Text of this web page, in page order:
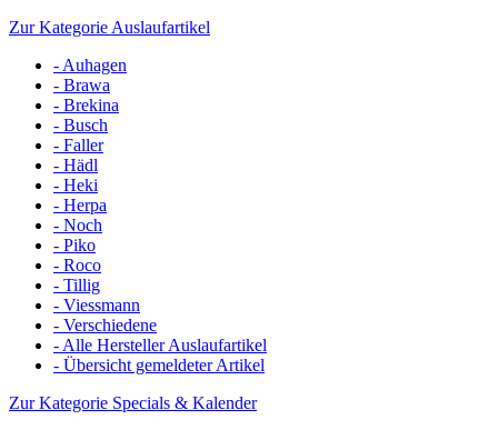
Zur Kategorie Auslaufartikel
- Auhagen
- Brawa
- Brekina
- Busch
- Faller
- Hädl
- Heki
- Herpa
- Noch
- Piko
- Roco
- Tillig
- Viessmann
- Verschiedene
- Alle Hersteller Auslaufartikel
- Übersicht gemeldeter Artikel
Zur Kategorie Specials & Kalender